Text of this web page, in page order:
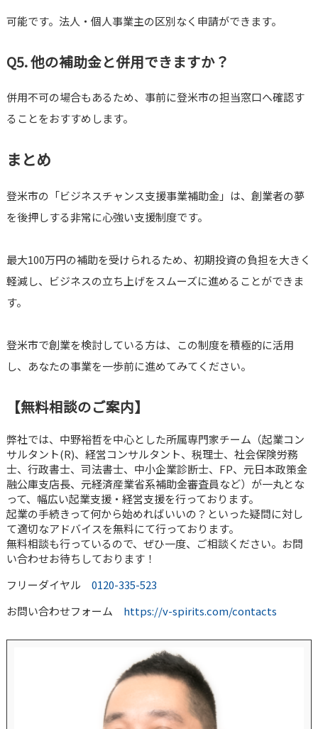
可能です。法人・個人事業主の区別なく申請ができます。
Q5. 他の補助金と併用できますか？
併用不可の場合もあるため、事前に登米市の担当窓口へ確認す
ることをおすすめします。
まとめ
登米市の「ビジネスチャンス支援事業補助金」は、創業者の夢
を後押しする非常に心強い支援制度です。
最大100万円の補助を受けられるため、初期投資の負担を大きく
軽減し、ビジネスの立ち上げをスムーズに進めることができま
す。
登米市で創業を検討している方は、この制度を積極的に活用
し、あなたの事業を一歩前に進めてみてください。
【無料相談のご案内】
弊社では、中野裕哲を中心とした所属専門家チーム（起業コン
サルタント(R)、経営コンサルタント、税理士、社会保険労務
士、行政書士、司法書士、中小企業診断士、FP、元日本政策金
融公庫支店長、元経済産業省系補助金審査員など）が一丸とな
って、幅広い起業支援・経営支援を行っております。
起業の手続きって何から始めればいいの？といった疑問に対し
て適切なアドバイスを無料にて行っております。
無料相談も行っているので、ぜひ一度、ご相談ください。お問
い合わせお待ちしております！
フリーダイヤル 0120-335-523
お問い合わせフォーム https://v-spirits.com/contacts